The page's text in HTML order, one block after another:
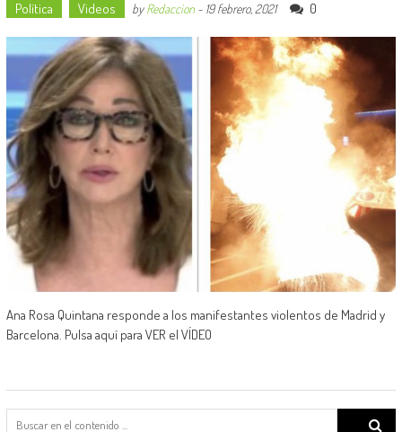
Política Videos byRedaccion- 19 febrero, 2021 0
Ana Rosa Quintana responde a los manifestantes violentos de Madrid y
Barcelona. Pulsa aquí para VER el VÍDEO
Search